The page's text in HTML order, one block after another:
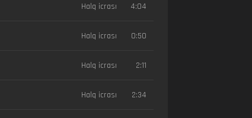
Halq icrası 4:04
Halq icrası 0:50
Halq icrası 2:11
Halq icrası 2:34